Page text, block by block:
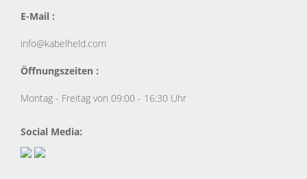
E-Mail :
info@kabelheld.com
Öffnungszeiten :
Montag - Freitag von 09:00 - 16:30 Uhr
Social Media: